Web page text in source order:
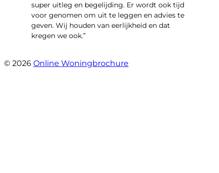
super uitleg en begelijding. Er wordt ook tijd
voor genomen om uit te leggen en advies te
geven. Wij houden van eerlijkheid en dat
kregen we ook.”
© 2026 Online Woningbrochure